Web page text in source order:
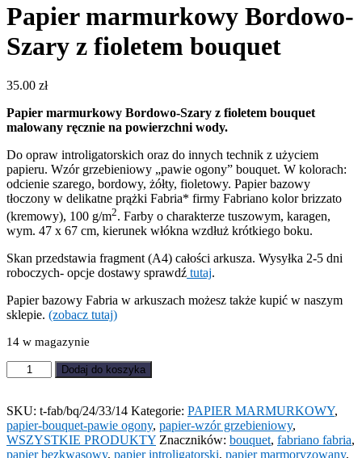
Papier marmurkowy Bordowo-
Szary z fioletem bouquet
35.00 zł
Papier marmurkowy Bordowo-Szary z fioletem bouquet
malowany ręcznie na powierzchni wody.
Do opraw introligatorskich oraz do innych technik z użyciem
papieru. Wzór grzebieniowy „pawie ogony” bouquet. W kolorach:
odcienie szarego, bordowy, żółty, fioletowy. Papier bazowy
tłoczony w delikatne prążki Fabria* firmy Fabriano kolor brizzato
(kremowy), 100 g/m2. Farby o charakterze tuszowym, karagen,
wym. 47 x 67 cm, kierunek włókna wzdłuż krótkiego boku.
Skan przedstawia fragment (A4) całości arkusza. Wysyłka 2-5 dni
roboczych- opcje dostawy sprawdź tutaj.
Papier bazowy Fabria w arkuszach możesz także kupić w naszym
sklepie. (zobacz tutaj)
14 w magazynie
ilość
Papier
Bordowo-
Szary
z
fioletem
Dodaj do koszyka
SKU: t-fab/bq/24/33/14 Kategorie: PAPIER MARMURKOWY,
papier-bouquet-pawie ogony, papier-wzór grzebieniowy,
WSZYSTKIE PRODUKTY Znaczników: bouquet, fabriano fabria,
papier bezkwasowy, papier introligatorski, papier marmoryzowany,